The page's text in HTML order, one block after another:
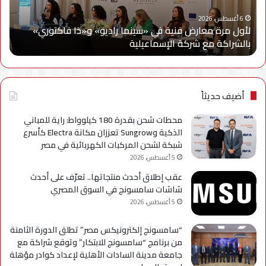
راديو»
و«ذا
فاكتوري»
بالشراكة
مع
شركة
الإسماعيلية
6 أغسطس، 2026
لأول مرة معارض فنية في «سينما راديو» و«ذا فاكتوري»
بالشراكة مع شركة الإسماعيلية
Cy
في
A
أضيف حديثاً
محطات شحن بقدرة 180 كيلوواط: راية للمباني
الذكية وSungrow تعززان مكانة Electra كأسرع
شبكة لشحن المركبات الكهربائية في مصر
5 أغسطس، 2026
عقب إطلاق أحدث منتجاتها.. تعرّف على أحدث
شاشات سامسونج في السوق المصري
5 أغسطس، 2026
“سامسونج إلكترونيكس مصر” تطلق الدورة الثامنة
من برنامج “سامسونج للابتكار” وتوقع شراكة مع
جامعة مدينة السادات الأهلية لإعداد كوادر مؤهلة